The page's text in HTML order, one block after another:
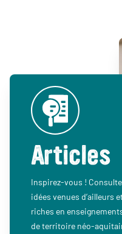
Articles
Inspirez-vous !
idées venues d’ailleurs
riches en
de territoire néo-